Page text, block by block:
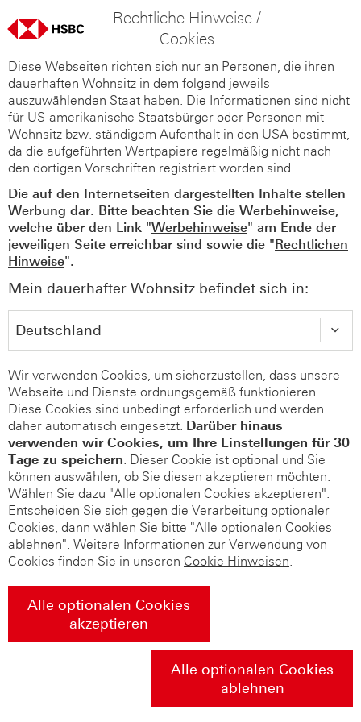
Rechtliche Hinweise /
Cookies
Diese Webseiten richten sich nur an Personen, die ihren
dauerhaften Wohnsitz in dem folgend jeweils
auszuwählenden Staat haben. Die Informationen sind nicht
für US-amerikanische Staatsbürger oder Personen mit
Wohnsitz bzw. ständigem Aufenthalt in den USA bestimmt,
da die aufgeführten Wertpapiere regelmäßig nicht nach
den dortigen Vorschriften registriert worden sind.
Die auf den Internetseiten dargestellten Inhalte stellen
Werbung dar. Bitte beachten Sie die Werbehinweise,
welche über den Link "Werbehinweise" am Ende der
jeweiligen Seite erreichbar sind sowie die "Rechtlichen
Hinweise".
Mein dauerhafter Wohnsitz befindet sich in:
Wir verwenden Cookies, um sicherzustellen, dass unsere
Webseite und Dienste ordnungsgemäß funktionieren.
Diese Cookies sind unbedingt erforderlich und werden
daher automatisch eingesetzt. Darüber hinaus
verwenden wir Cookies, um Ihre Einstellungen für 30
Tage zu speichern. Dieser Cookie ist optional und Sie
können auswählen, ob Sie diesen akzeptieren möchten.
Wählen Sie dazu "Alle optionalen Cookies akzeptieren".
Entscheiden Sie sich gegen die Verarbeitung optionaler
Cookies, dann wählen Sie bitte "Alle optionalen Cookies
ablehnen". Weitere Informationen zur Verwendung von
Cookies finden Sie in unseren Cookie Hinweisen.
Alle optionalen Cookies
akzeptieren
Alle optionalen Cookies
ablehnen